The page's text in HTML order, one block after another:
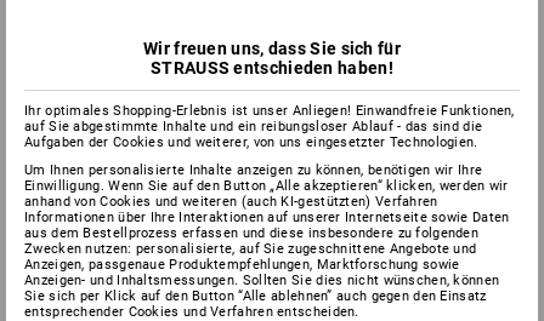
Wir freuen uns, dass Sie sich für
STRAUSS entschieden haben!
Ihr optimales Shopping-Erlebnis ist unser Anliegen! Einwandfreie Funktionen,
auf Sie abgestimmte Inhalte und ein reibungsloser Ablauf - das sind die
Aufgaben der Cookies und weiterer, von uns eingesetzter Technologien.
Um Ihnen personalisierte Inhalte anzeigen zu können, benötigen wir Ihre
Einwilligung. Wenn Sie auf den Button „Alle akzeptieren“ klicken, werden wir
anhand von Cookies und weiteren (auch KI-gestützten) Verfahren
Informationen über Ihre Interaktionen auf unserer Internetseite sowie Daten
aus dem Bestellprozess erfassen und diese insbesondere zu folgenden
Zwecken nutzen: personalisierte, auf Sie zugeschnittene Angebote und
Anzeigen, passgenaue Produktempfehlungen, Marktforschung sowie
Anzeigen- und Inhaltsmessungen. Sollten Sie dies nicht wünschen, können
Sie sich per Klick auf den Button “Alle ablehnen” auch gegen den Einsatz
entsprechender Cookies und Verfahren entscheiden.